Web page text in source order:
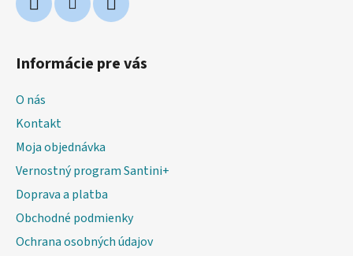
Informácie pre vás
O nás
Kontakt
Moja objednávka
Vernostný program Santini+
Doprava a platba
Obchodné podmienky
Ochrana osobných údajov